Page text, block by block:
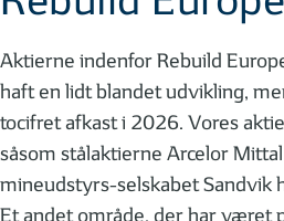
Aktierne indenfor Rebuild
haft en lidt blandet udvikling,
tocifret afkast i 2026. Vores
såsom stålaktierne Arcelor
mineudstyrs-selskabet Sandvik